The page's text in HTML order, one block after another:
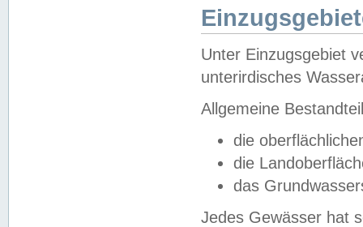
Unter Einzugsgebiet
unterirdisches
Allgemeine
die
die
das
Jedes Gewässer hat